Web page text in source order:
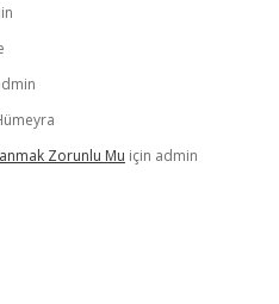
Zorunlu Mu için admin